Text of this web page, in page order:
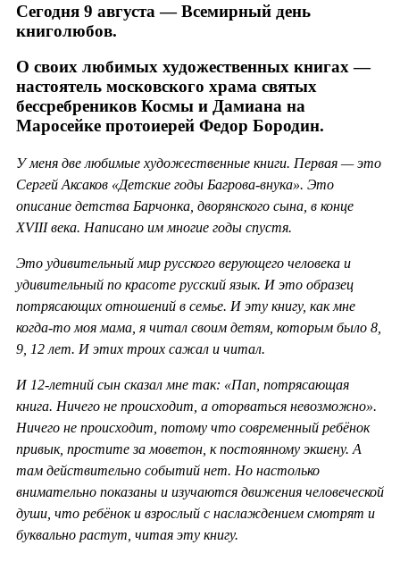
Сегодня 9 августа — Всемирный день
книголюбов.
О своих любимых художественных книгах —
настоятель московского храма святых
бессребреников Космы и Дамиана на
Маросейке протоиерей Федор Бородин.
У меня две любимые художественные книги. Первая — это
Сергей Аксаков «Детские годы Багрова-внука». Это
описание детства Барчонка, дворянского сына, в конце
XVIII века. Написано им многие годы спустя.
Это удивительный мир русского верующего человека и
удивительный по красоте русский язык. И это образец
потрясающих отношений в семье. И эту книгу, как мне
когда-то моя мама, я читал своим детям, которым было 8,
9, 12 лет. И этих троих сажал и читал.
И 12-летний сын сказал мне так: «Пап, потрясающая
книга. Ничего не происходит, а оторваться невозможно».
Ничего не происходит, потому что современный ребёнок
привык, простите за моветон, к постоянному экшену. А
там действительно событий нет. Но настолько
внимательно показаны и изучаются движения человеческой
души, что ребёнок и взрослый с наслаждением смотрят и
буквально растут, читая эту книгу.